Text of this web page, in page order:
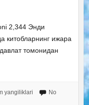
2,344 Энди
китобларнинг ижара
томонидан
yangiliklari
No